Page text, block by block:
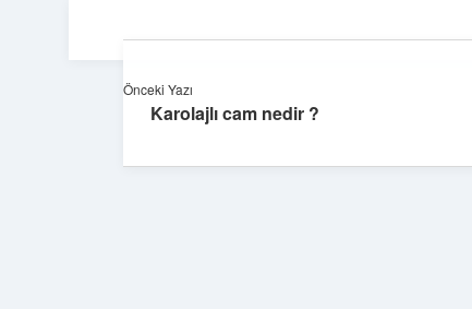
Önceki Yazı
Karolajlı cam nedir ?